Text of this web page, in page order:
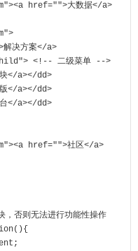
解决方案</a>
<!-- 二级菜单 -->
块</a></dd>
版</a></dd>
台</a></dd>
否则无法进行功能性操作